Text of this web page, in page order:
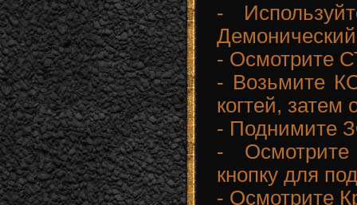
-
- Осмотрите
- Возьмите
когтей, затем
- Поднимите
-
кнопку для
- Осмотрите